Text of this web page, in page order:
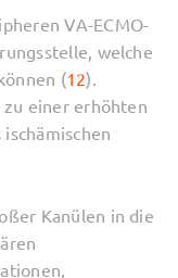
VA-ECMO-
welche
(12).
zu einer erhöhten
Kanülen in die